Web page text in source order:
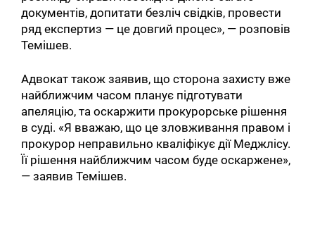
документів, допитати безліч свідків, провести
ряд експертиз — це довгий процес», — розповів
Темішев.
Адвокат також заявив, що сторона захисту вже
найближчим часом планує підготувати
апеляцію, та оскаржити прокурорське рішення
в суді. «Я вважаю, що це зловживання правом і
прокурор неправильно кваліфікує дії Меджлісу.
Її рішення найближчим часом буде оскаржене»,
— заявив Темішев.